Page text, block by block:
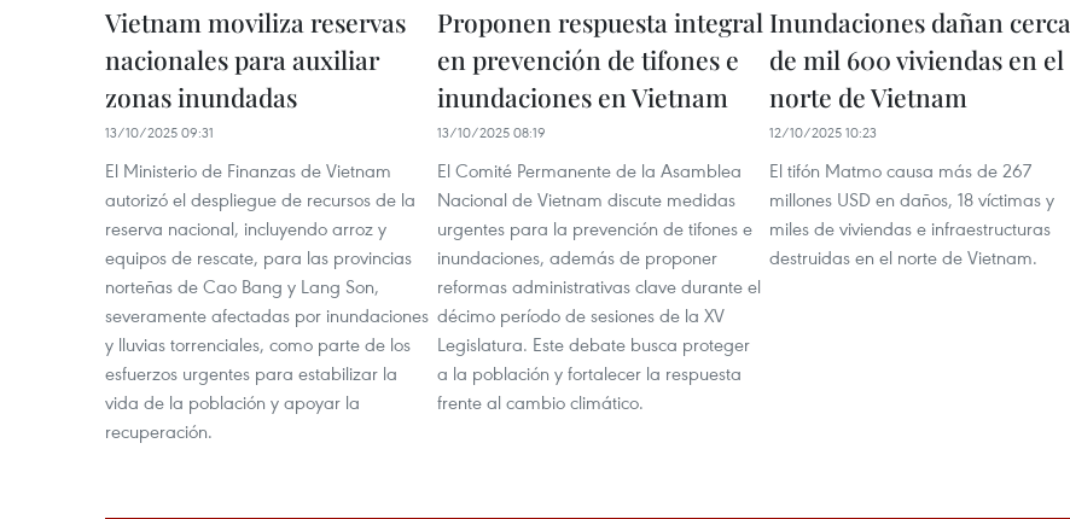
Vietnam moviliza reservas
nacionales para auxiliar
zonas inundadas
13/10/2025 09:31
El Ministerio de Finanzas de Vietnam
autorizó el despliegue de recursos de la
reserva nacional, incluyendo arroz y
equipos de rescate, para las provincias
norteñas de Cao Bang y Lang Son,
severamente afectadas por inundaciones
y lluvias torrenciales, como parte de los
esfuerzos urgentes para estabilizar la
vida de la población y apoyar la
recuperación.
Proponen respuesta integral
en prevención de tifones e
inundaciones en Vietnam
13/10/2025 08:19
El Comité Permanente de la Asamblea
Nacional de Vietnam discute medidas
urgentes para la prevención de tifones e
inundaciones, además de proponer
reformas administrativas clave durante el
décimo período de sesiones de la XV
Legislatura. Este debate busca proteger
a la población y fortalecer la respuesta
frente al cambio climático.
Inundaciones dañan cerca
de mil 600 viviendas en el
norte de Vietnam
12/10/2025 10:23
El tifón Matmo causa más de 267
millones USD en daños, 18 víctimas y
miles de viviendas e infraestructuras
destruidas en el norte de Vietnam.